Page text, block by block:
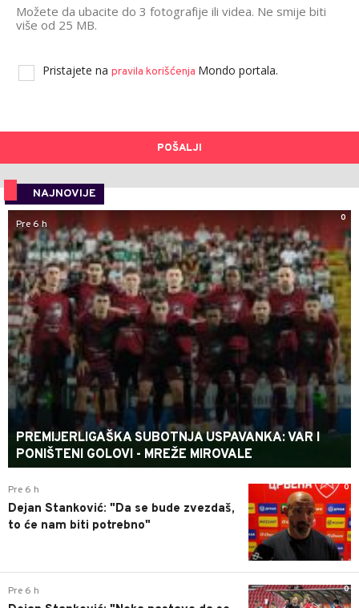
Možete da ubacite do 3 fotografije ili videa. Ne smije biti
više od 25 MB.
Pristajete na pravila korišćenja Mondo portala.
POŠALJI
NAJNOVIJE
0
Pre 6 h
PREMIJERLIGAŠKA SUBOTNJA USPAVANKA: VAR I
PONIŠTENI GOLOVI - MREŽE MIROVALE
0
Pre 6 h
Dejan Stanković: "Da se bude zvezdaš,
to će nam biti potrebno"
0
Pre 6 h